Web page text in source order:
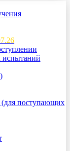
испытаний
поступающих